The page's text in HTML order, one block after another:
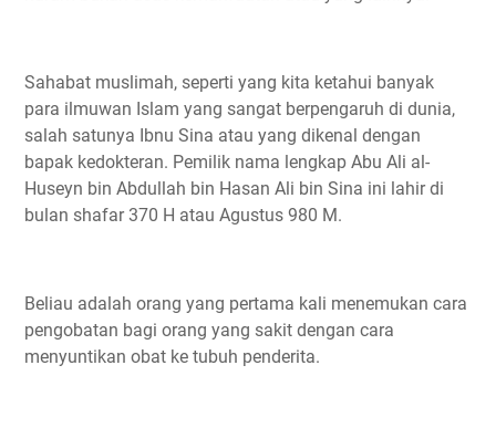
Sahabat muslimah, seperti yang kita ketahui banyak
para ilmuwan Islam yang sangat berpengaruh di dunia,
salah satunya Ibnu Sina atau yang dikenal dengan
bapak kedokteran. Pemilik nama lengkap Abu Ali al-
Huseyn bin Abdullah bin Hasan Ali bin Sina ini lahir di
bulan shafar 370 H atau Agustus 980 M.
Beliau adalah orang yang pertama kali menemukan cara
pengobatan bagi orang yang sakit dengan cara
menyuntikan obat ke tubuh penderita.